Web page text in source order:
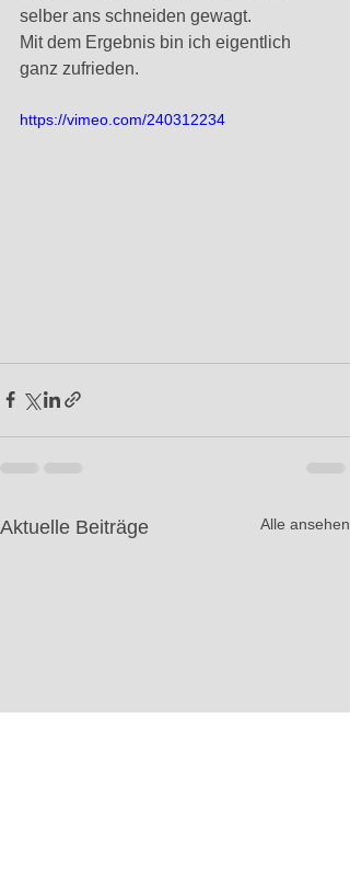
selber ans schneiden gewagt.
Mit dem Ergebnis bin ich eigentlich
ganz zufrieden.
https://vimeo.com/240312234
Aktuelle Beiträge Alle ansehen